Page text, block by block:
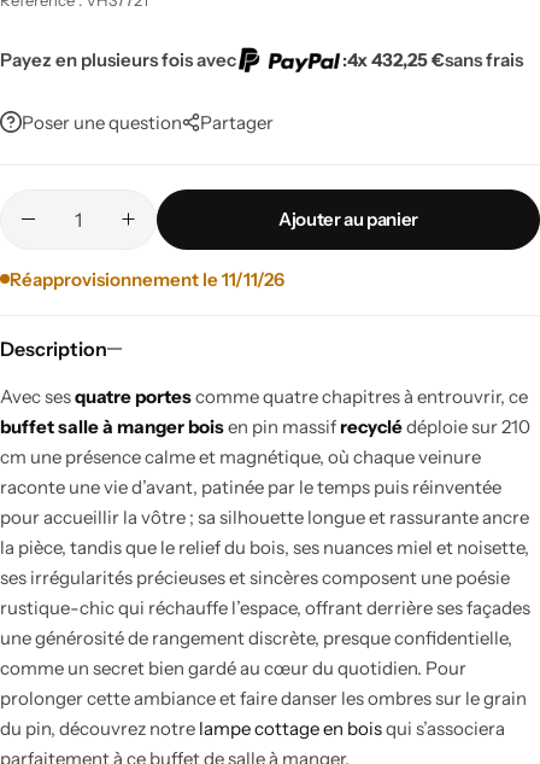
Payez en plusieurs fois avec :4x 432,25 €sans frais
Poser une question Partager
Ajouter au panier
Réapprovisionnement le 11/11/26
Description
Avec sesquatre portescomme quatre chapitres à entrouvrir, ce
buffet salle à manger boisen pin massif recyclédéploie sur 210
cm une présence calme et magnétique, où chaque veinure
raconte une vie d’avant, patinée par le temps puis réinventée
pour accueillir la vôtre ; sa silhouette longue et rassurante ancre
la pièce, tandis que le relief du bois, ses nuances miel et noisette,
ses irrégularités précieuses et sincères composent une poésie
rustique-chic qui réchauffe l’espace, offrant derrière ses façades
une générosité de rangement discrète, presque confidentielle,
comme un secret bien gardé au cœur du quotidien. Pour
prolonger cette ambiance et faire danser les ombres sur le grain
du pin, découvrez notre lampe cottage en boisqui s’associera
parfaitement à ce buffet de salle à manger.